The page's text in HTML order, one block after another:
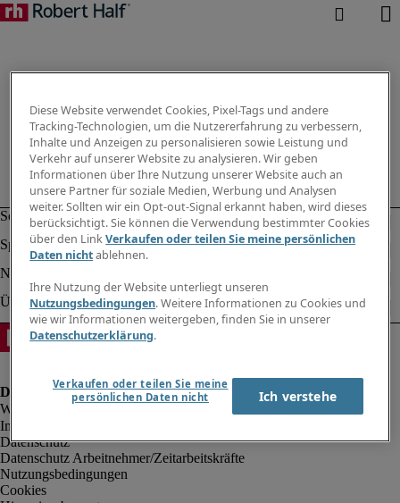
Impressum
Datenschutz
Datenschutz Arbeitnehmer/Zeitarbeitskräfte
Nutzungsbedingungen
Cookies
Diese Website verwendet Cookies, Pixel-Tags und andere
Tracking-Technologien, um die Nutzererfahrung zu verbessern,
Inhalte und Anzeigen zu personalisieren sowie Leistung und
Verkehr auf unserer Website zu analysieren. Wir geben
Informationen über Ihre Nutzung unserer Website auch an
unsere Partner für soziale Medien, Werbung und Analysen
weiter. Sollten wir ein Opt-out-Signal erkannt haben, wird dieses
berücksichtigt. Sie können die Verwendung bestimmter Cookies
über den LinkVerkaufen oder teilen Sie meine persönlichen
Daten nichtablehnen.
Ihre Nutzung der Website unterliegt unseren
Nutzungsbedingungen. Weitere Informationen zu Cookies und
wie wir Informationen weitergeben, finden Sie in unserer
Datenschutzerklärung.
Verkaufen oder teilen Sie meine
persönlichen Daten nicht
Ich verstehe